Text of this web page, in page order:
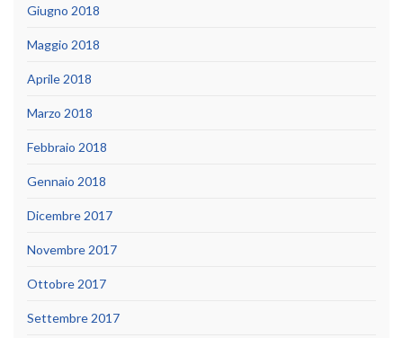
Giugno 2018
Maggio 2018
Aprile 2018
Marzo 2018
Febbraio 2018
Gennaio 2018
Dicembre 2017
Novembre 2017
Ottobre 2017
Settembre 2017